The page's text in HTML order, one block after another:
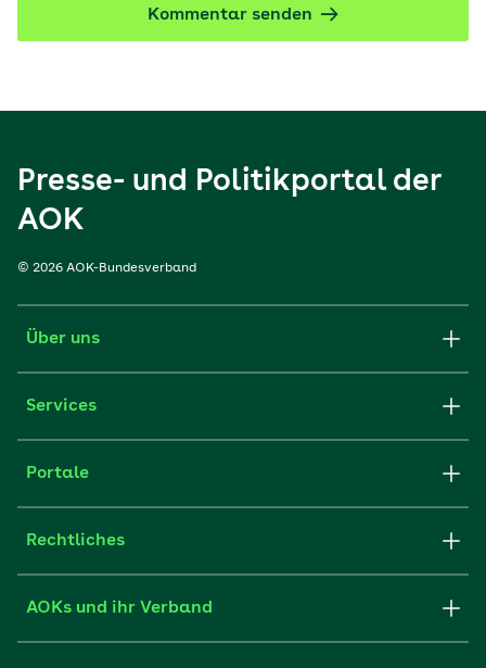
Kommentar senden
Presse- und Politikportal der
AOK
© 2026 AOK-Bundesverband
Über uns
Services
Portale
Rechtliches
AOKs und ihr Verband